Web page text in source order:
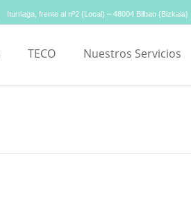
Iturriaga, frente al nº2 (Local) – 48004 Bilbao (Bizkaia)
TECO Nuestros Servicios